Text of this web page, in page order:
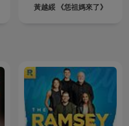
黃越綏 《恁祖媽來了》